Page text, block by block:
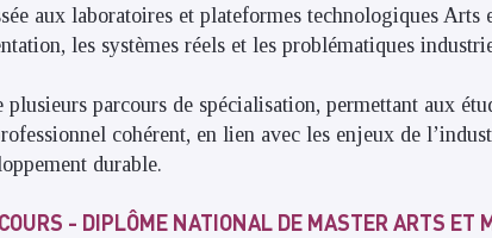
aux laboratoires et plateformes technologiques Arts
les systèmes réels et les problématiques
plusieurs parcours de spécialisation, permettant aux
cohérent, en lien avec les enjeux de
durable.
- DIPLÔME NATIONAL DE MASTER ARTS ET